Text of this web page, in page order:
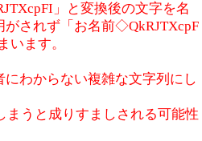
」と変換後の文字を名
されず「お名前◇QkRJTXcpF
います。
わからない複雑な文字列にし
まうと成りすましされる可能性